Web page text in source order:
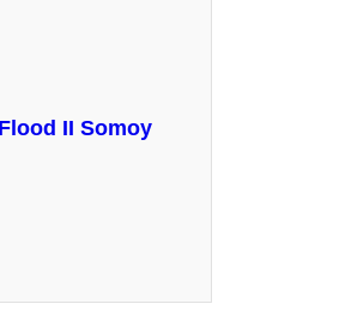
II Somoy